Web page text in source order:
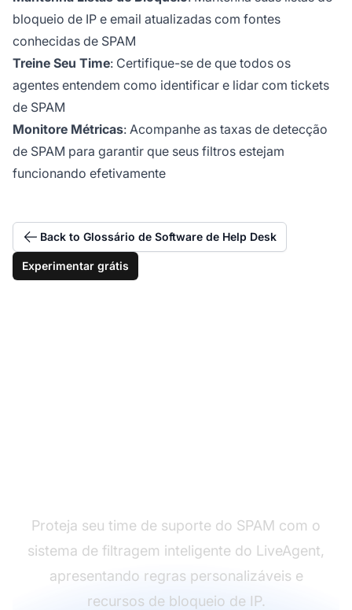
bloqueio de IP e email atualizadas com fontes
conhecidas de SPAM
Treine Seu Time: Certifique-se de que todos os
agentes entendem como identificar e lidar com tickets
de SPAM
Monitore Métricas: Acompanhe as taxas de detecção
de SPAM para garantir que seus filtros estejam
funcionando efetivamente
Back to Glossário de Software de Help Desk
Experimentar grátis
Proteja seu time de suporte do SPAM com o
sistema de filtragem inteligente do LiveAgent,
apresentando regras personalizáveis e
recursos de bloqueio de IP.